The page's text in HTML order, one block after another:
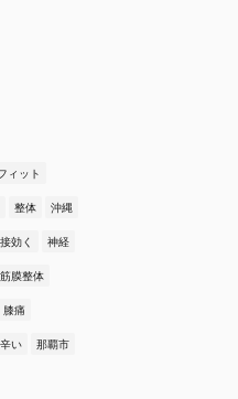
ィット
整体 沖縄
効く 神経
筋膜整体
膝痛
辛い 那覇市